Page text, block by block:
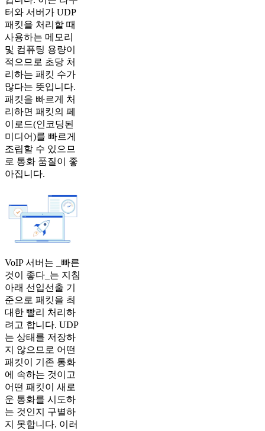
터와 서버가 UDP
패킷을 처리할 때
사용하는 메모리
및 컴퓨팅 용량이
적으므로 초당 처
리하는 패킷 수가
많다는 뜻입니다.
패킷을 빠르게 처
리하면 패킷의 페
이로드(인코딩된
미디어)를 빠르게
조립할 수 있으므
로 통화 품질이 좋
아집니다.
VoIP 서버는 _빠른
것이 좋다_는 지침
아래 선입선출 기
준으로 패킷을 최
대한 빨리 처리하
려고 합니다. UDP
는 상태를 저장하
지 않으므로 어떤
패킷이 기존 통화
에 속하는 것이고
어떤 패킷이 새로
운 통화를 시도하
는 것인지 구별하
지 못합니다. 이러